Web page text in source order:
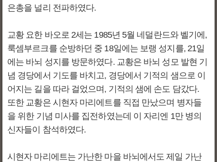
은총을 널리 전파하였다.
교황 요한 바오로 2세는 1985년 5월 네덜란드와 벨기에,
룩셈부르크를 순방하던 중 18일에는 보랭 성지를, 21일
에는 바뇌 성지를 방문하였다. 교황은 바뇌 성모 발현 기
념 경당에서 기도를 바치고, 경당에서 기적의 샘으로 이
어지는 길을 따라 걸었으며, 기적의 샘에 손도 담갔다.
또한 교황은 시현자 마리에트를 직접 만났으며 병자들
을 위한 기념 미사를 집전하였는데 이 자리엔 1만 병의
신자들이 참석하였다.
시현자 마리에트는 가난한 마을 바뇌에서도 제일 가난